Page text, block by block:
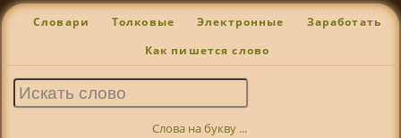
Словари Толковые Электронные Заработать
Как пишется слово
Слова на букву ...